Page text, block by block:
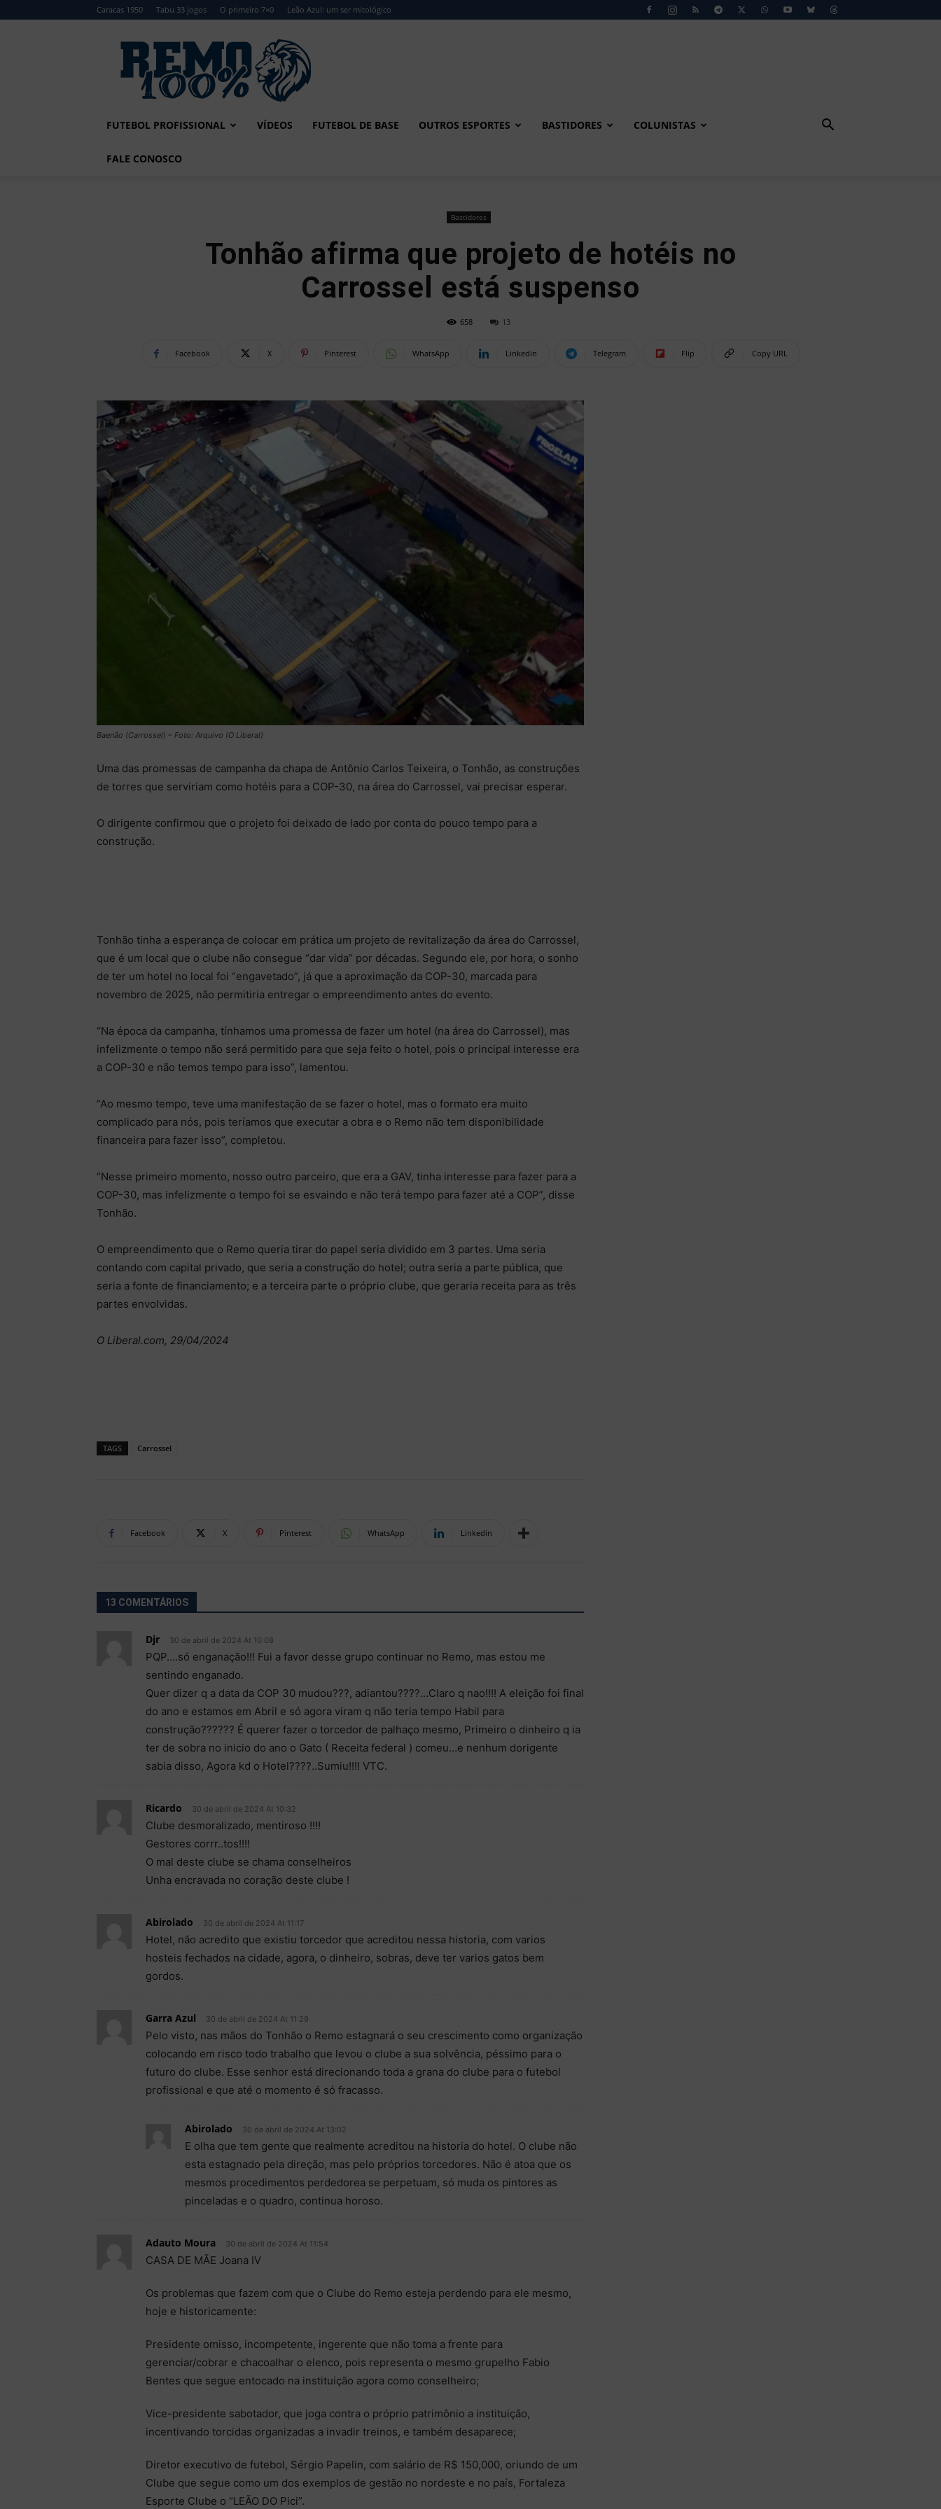
Caracas 1950 Tabu 33 jogos O primeiro 7×0 Leão Azul: um ser mitológico
Remo
FUTEBOL PROFISSIONAL VÍDEOS FUTEBOL DE BASE OUTROS ESPORTES BASTIDORES COLUNISTAS
FALE CONOSCO
Bastidores
Tonhão afirma que projeto de hotéis no
Carrossel está suspenso
658 13
Facebook X Pinterest WhatsApp Linkedin Telegram Flip Copy URL
Baenão (Carrossel) – Foto: Arquivo (O Liberal)
Uma das promessas de campanha da chapa de Antônio Carlos Teixeira, o Tonhão, as construções
de torres que serviriam como hotéis para a COP-30, na área do Carrossel, vai precisar esperar.
O dirigente confirmou que o projeto foi deixado de lado por conta do pouco tempo para a
construção.
Tonhão tinha a esperança de colocar em prática um projeto de revitalização da área do Carrossel,
que é um local que o clube não consegue “dar vida” por décadas. Segundo ele, por hora, o sonho
de ter um hotel no local foi “engavetado”, já que a aproximação da COP-30, marcada para
novembro de 2025, não permitiria entregar o empreendimento antes do evento.
“Na época da campanha, tínhamos uma promessa de fazer um hotel (na área do Carrossel), mas
infelizmente o tempo não será permitido para que seja feito o hotel, pois o principal interesse era
a COP-30 e não temos tempo para isso”, lamentou.
“Ao mesmo tempo, teve uma manifestação de se fazer o hotel, mas o formato era muito
complicado para nós, pois teríamos que executar a obra e o Remo não tem disponibilidade
financeira para fazer isso”, completou.
“Nesse primeiro momento, nosso outro parceiro, que era a GAV, tinha interesse para fazer para a
COP-30, mas infelizmente o tempo foi se esvaindo e não terá tempo para fazer até a COP”, disse
Tonhão.
O empreendimento que o Remo queria tirar do papel seria dividido em 3 partes. Uma seria
contando com capital privado, que seria a construção do hotel; outra seria a parte pública, que
seria a fonte de financiamento; e a terceira parte o próprio clube, que geraria receita para as três
partes envolvidas.
O Liberal.com, 29/04/2024
TAGS Carrossel
Facebook X Pinterest WhatsApp Linkedin
13 COMENTÁRIOS
Djr 30 de abril de 2024 At 10:08
PQP….só enganação!!! Fui a favor desse grupo continuar no Remo, mas estou me
sentindo enganado.
Quer dizer q a data da COP 30 mudou???, adiantou????…Claro q nao!!!! A eleição foi final
do ano e estamos em Abril e só agora viram q não teria tempo Habil para
construção?????? É querer fazer o torcedor de palhaço mesmo, Primeiro o dinheiro q ia
ter de sobra no inicio do ano o Gato ( Receita federal ) comeu…e nenhum dorigente
sabia disso, Agora kd o Hotel????..Sumiu!!!! VTC.
Ricardo 30 de abril de 2024 At 10:32
Clube desmoralizado, mentiroso !!!!
Gestores corrr..tos!!!!
O mal deste clube se chama conselheiros
Unha encravada no coração deste clube !
Abirolado 30 de abril de 2024 At 11:17
Hotel, não acredito que existiu torcedor que acreditou nessa historia, com varios
hosteis fechados na cidade, agora, o dinheiro, sobras, deve ter varios gatos bem
gordos.
Garra Azul 30 de abril de 2024 At 11:29
Pelo visto, nas mãos do Tonhão o Remo estagnará o seu crescimento como organização
colocando em risco todo trabalho que levou o clube a sua solvência, péssimo para o
futuro do clube. Esse senhor está direcionando toda a grana do clube para o futebol
profissional e que até o momento é só fracasso.
Abirolado 30 de abril de 2024 At 13:02
E olha que tem gente que realmente acreditou na historia do hotel. O clube não
esta estagnado pela direção, mas pelo próprios torcedores. Não é atoa que os
mesmos procedimentos perdedorea se perpetuam, só muda os pintores as
pinceladas e o quadro, continua horoso.
Adauto Moura 30 de abril de 2024 At 11:54
CASA DE MÃE Joana IV
Os problemas que fazem com que o Clube do Remo esteja perdendo para ele mesmo,
hoje e historicamente:
Presidente omisso, incompetente, ingerente que não toma a frente para
gerenciar/cobrar e chacoalhar o elenco, pois representa o mesmo grupelho Fabio
Bentes que segue entocado na instituição agora como conselheiro;
Vice-presidente sabotador, que joga contra o próprio patrimônio a instituição,
incentivando torcidas organizadas a invadir treinos, e também desaparece;
Diretor executivo de futebol, Sérgio Papelin, com salário de R$ 150,000, oriundo de um
Clube que segue como um dos exemplos de gestão no nordeste e no país, Fortaleza
Esporte Clube o “LEÃO DO Pici”.